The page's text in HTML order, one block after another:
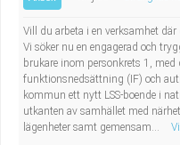
Vill du arbeta i en verksamhet
Vi söker nu en engagerad och
brukare inom personkrets 1, med
funktionsnedsättning (IF) och
kommun ett nytt LSS-boende i
utkanten av samhället med
lägenheter samt gemensam...